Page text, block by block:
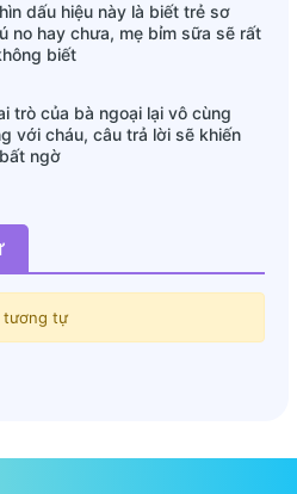
dấu hiệu này là biết trẻ sơ
no hay chưa, mẹ bỉm sữa sẽ rất
biết
trò của bà ngoại lại vô cùng
với cháu, câu trả lời sẽ khiến
ngờ
tương tự